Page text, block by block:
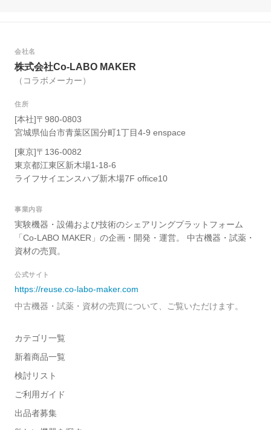
会社名
株式会社Co-LABO MAKER
（コラボメーカー）
住所
[本社]〒980-0803
宮城県仙台市青葉区国分町1丁目4-9 enspace
[東京]〒136-0082
東京都江東区新木場1-18-6
ライフサイエンスハブ新木場7F office10
事業内容
実験機器・設備および技術のシェアリングプラットフォーム
「Co-LABO MAKER」の企画・開発・運営。 中古機器・試薬・
資材の売買。
公式サイト
https://reuse.co-labo-maker.com
中古機器・試薬・資材の売買について、ご覧いただけます。
カテゴリ一覧
新着商品一覧
検討リスト
ご利用ガイド
出品者募集